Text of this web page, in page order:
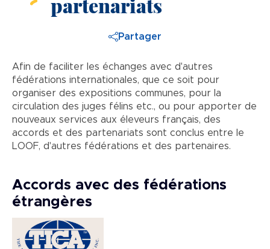
Partager
Afin de faciliter les échanges avec d'autres
fédérations internationales, que ce soit pour
organiser des expositions communes, pour la
circulation des juges félins etc., ou pour apporter de
nouveaux services aux éleveurs français, des
accords et des partenariats sont conclus entre le
LOOF, d'autres fédérations et des partenaires.
Accords avec des fédérations
étrangères